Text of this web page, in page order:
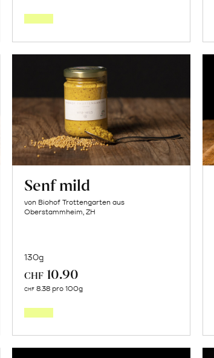
Senf mild
von Biohof Trottengarten aus
Oberstammheim, ZH
130g
CHF 10.90
CHF 8.38 pro 100g